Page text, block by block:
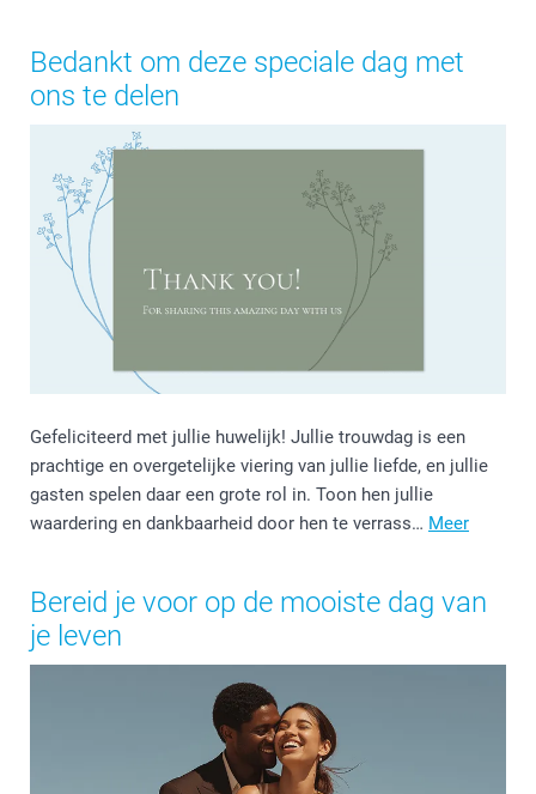
Bedankt om deze speciale dag met
ons te delen
Gefeliciteerd met jullie huwelijk! Jullie trouwdag is een
prachtige en overgetelijke viering van jullie liefde, en jullie
gasten spelen daar een grote rol in. Toon hen jullie
waardering en dankbaarheid door hen te verrass… Meer
Bereid je voor op de mooiste dag van
je leven